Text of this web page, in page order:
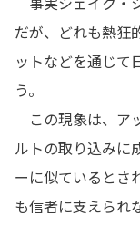
だが、どれも熱狂
ットなどを通じて
う。
この現象は、ア
ルトの取り込みに
ーに似ているとさ
も信者に支えられ